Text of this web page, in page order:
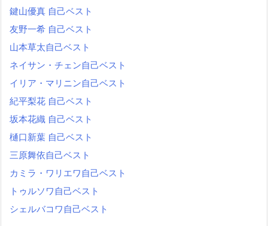
鍵山優真 自己ベスト
友野一希 自己ベスト
山本草太自己ベスト
ネイサン・チェン自己ベスト
イリア・マリニン自己ベスト
紀平梨花 自己ベスト
坂本花織 自己ベスト
樋口新葉 自己ベスト
三原舞依自己ベスト
カミラ・ワリエワ自己ベスト
トゥルソワ自己ベスト
シェルバコワ自己ベスト